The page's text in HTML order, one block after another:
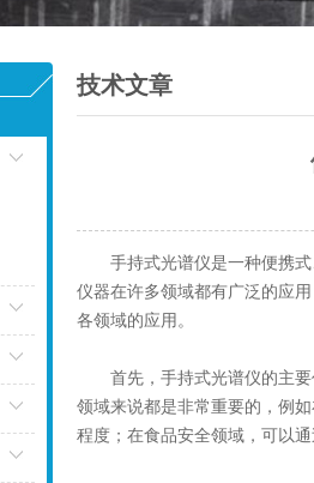
技术文章
手持式光谱仪是一种便携式
仪器在许多领域都有广泛的应
各领域的应用。
首先，手持式光谱仪的主要
领域来说都是非常重要的，例
程度；在食品安全领域，可以